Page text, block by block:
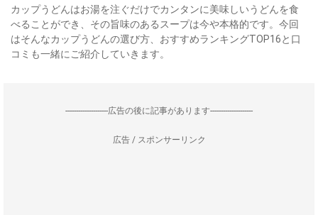
カップうどんはお湯を注ぐだけでカンタンに美味しいうどんを食
べることができ、その旨味のあるスープは今や本格的です。今回
はそんなカップうどんの選び方、おすすめランキングTOP16と口
コミも一緒にご紹介していきます。
--------------------広告の後に記事があります--------------------
広告 / スポンサーリンク